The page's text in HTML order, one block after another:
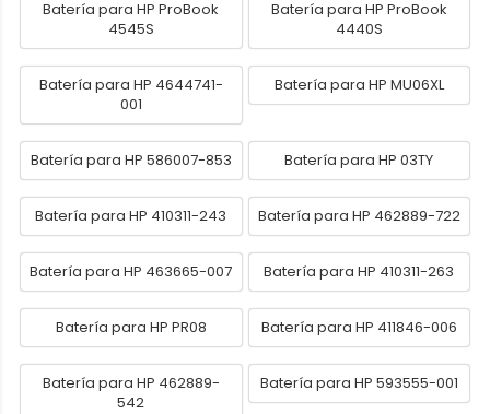
Batería para HP ProBook
4545S
Batería para HP ProBook
4440S
Batería para HP 4644741-
001
Batería para HP MU06XL
Batería para HP 586007-853 Batería para HP 03TY
Batería para HP 410311-243 Batería para HP 462889-722
Batería para HP 463665-007 Batería para HP 410311-263
Batería para HP PR08 Batería para HP 411846-006
Batería para HP 462889-
542
Batería para HP 593555-001